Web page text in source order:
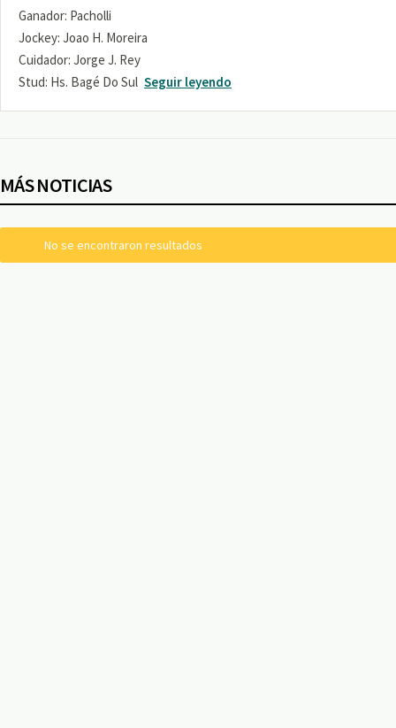
Ganador: Pacholli
Jockey: Joao H. Moreira
Cuidador: Jorge J. Rey
Stud: Hs. Bagé Do Sul Seguir leyendo
MÁS NOTICIAS
No se encontraron resultados